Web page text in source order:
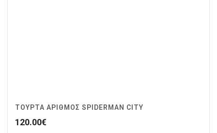
ΤΟΥΡΤΑ ΑΡΙΘΜΟΣ SPIDERMAN CITY
120.00€